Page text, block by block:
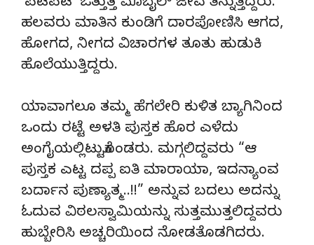
ಹಲವರು ಮಾತಿನ ಕುಂಡಿಗೆ ದಾರಪೋಣಿಸಿ ಆಗದ,
ಹೋಗದ, ನೀಗದ ವಿಚಾರಗಳ ತೂತು ಹುಡುಕಿ
ಹೊಲೆಯುತ್ತಿದ್ದರು.
ಯಾವಾಗಲೂ ತಮ್ಮ ಹೆಗಲೇರಿ ಕುಳಿತ ಬ್ಯಾಗಿನಿಂದ
ಒಂದು ರಟ್ಟೆ ಅಳತಿ ಪುಸ್ತಕ ಹೊರ ಎಳೆದು
ಅಂಗೈಯಲ್ಲಿಟ್ಟುಕೊಂಡರು. ಮಗ್ಗಲಿದ್ದವರು “ಆ
ಪುಸ್ತಕ ಎಟ್ಟ ದಪ್ಪ ಐತಿ ಮಾರಾಯಾ, ಇದನ್ಯಾಂವ
ಬರ್ದಾನ ಪುಣ್ಯಾತ್ಮ..!!” ಅನ್ನುವ ಬದಲು ಅದನ್ನು
ಓದುವ ವಿಠಲಸ್ವಾಮಿಯನ್ನು ಸುತ್ತಮುತ್ತಲಿದ್ದವರು
ಹುಬ್ಬೇರಿಸಿ ಅಚ್ಚರಿಯಿಂದ ನೋಡತೊಡಗಿದರು.